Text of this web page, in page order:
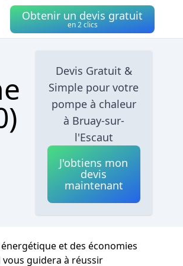
Obtenir un devis gratuit
en 2 clics
Devis Gratuit &
Simple pour votre
pompe à chaleur
à Bruay-sur-
l'Escaut
J'obtiens mon
devis
maintenant
et des économies
guidera à réussir